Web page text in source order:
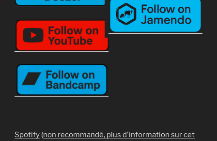
Spotify (non recommandé, plus d'information sur cet